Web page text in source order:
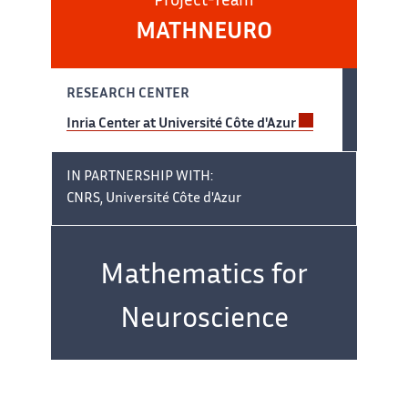
MATHNEURO
RESEARCH CENTER
Inria Center at Université Côte d'Azur
IN PARTNERSHIP WITH:
CNRS, Université Côte d'Azur
Mathematics for
Neuroscience